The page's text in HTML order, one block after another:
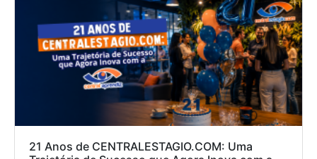
21 Anos de CENTRALESTAGIO.COM: Uma